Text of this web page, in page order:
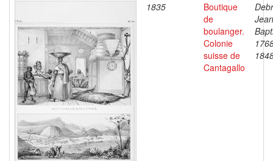
1835
Boutique
de
boulanger.
Colonie
suisse de
Cantagallo
Jean